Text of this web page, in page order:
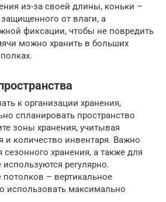
из-за своей длины, коньки –
от влаги, а
фиксации, чтобы не повредить
можно хранить в больших
к организации хранения,
спланировать пространство
зоны хранения, учитывая
количество инвентаря. Важно
хранения, а также для
регулярно.
– вертикальное
использовать максимально